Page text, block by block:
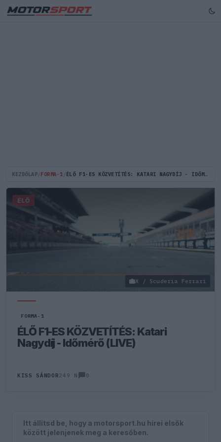
KEZDŐLAP FORMA-1 ÉLŐ F1-ES KÖZVETÍTÉS: KATARI NAGYDÍJ - IDŐMÉRŐ (LIVE)
ÉLŐ
X / Scuderia Ferrari
FORMA-1
ÉLŐ F1-ES KÖZVETÍTÉS: Katari
Nagydíj - Időmérő (LIVE)
KISS SÁNDOR249 N 0
Itt állítsd be, hogy a motorsport.hu hírei elsők
között jelenjenek meg a keresőben.